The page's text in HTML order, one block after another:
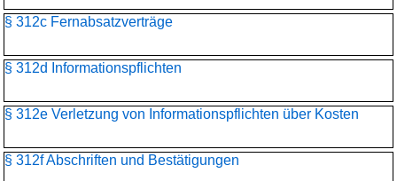
§ 312c Fernabsatzverträge
§ 312d Informationspflichten
§ 312e Verletzung von Informationspflichten über Kosten
§ 312f Abschriften und Bestätigungen